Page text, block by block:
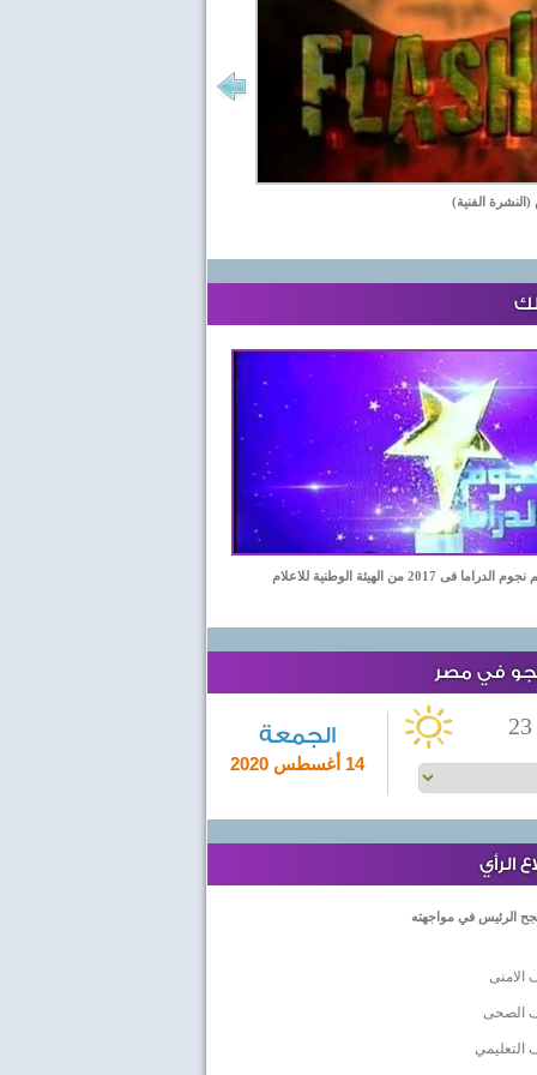
الفنية)
لك
فى 2017 من الهيئة الوطنية للاعلام
في مصر
الجمعة
14 أغسطس 2020
23
الرأي
الرئيس في مواجهته
الامنى
الصحى
التعليمي